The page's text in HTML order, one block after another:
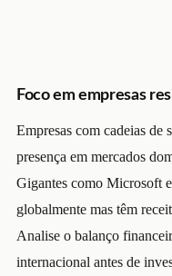
Foco em empresas
Empresas com cadeias de
presença em mercados
Gigantes como Microsoft
globalmente mas têm
Analise o balanço
internacional antes de